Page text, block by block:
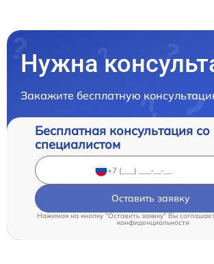
Нужна
Закажите бесплатную
Бесплатная консультация со
специалистом
Оставить заявку
Нажимая на кнопку "Оставить заявку" Вы
конфиденциальности